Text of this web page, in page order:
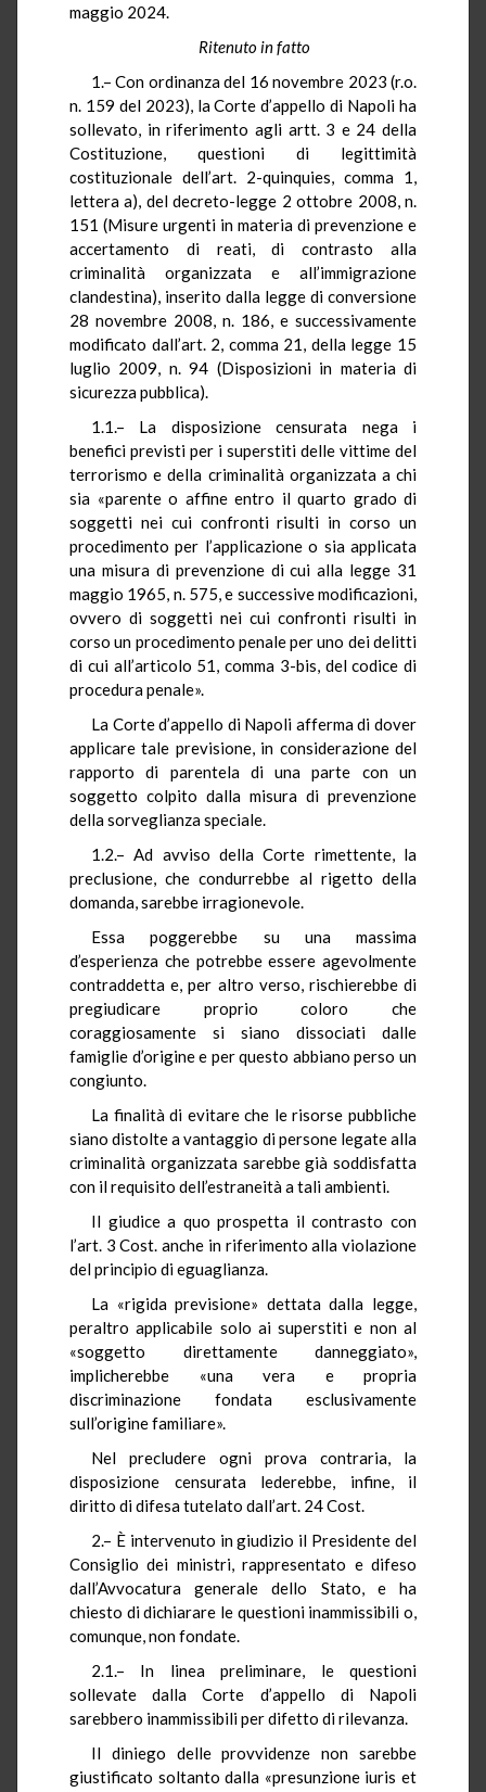
maggio 2024.
Ritenuto in fatto
1.– Con ordinanza del 16 novembre 2023 (r.o.
n. 159 del 2023), la Corte d’appello di Napoli ha
sollevato, in riferimento agli artt. 3 e 24 della
Costituzione, questioni di legittimità
costituzionale dell’art. 2-quinquies, comma 1,
lettera a), del decreto-legge 2 ottobre 2008, n.
151 (Misure urgenti in materia di prevenzione e
accertamento di reati, di contrasto alla
criminalità organizzata e all’immigrazione
clandestina), inserito dalla legge di conversione
28 novembre 2008, n. 186, e successivamente
modificato dall’art. 2, comma 21, della legge 15
luglio 2009, n. 94 (Disposizioni in materia di
sicurezza pubblica).
1.1.– La disposizione censurata nega i
benefici previsti per i superstiti delle vittime del
terrorismo e della criminalità organizzata a chi
sia «parente o affine entro il quarto grado di
soggetti nei cui confronti risulti in corso un
procedimento per l’applicazione o sia applicata
una misura di prevenzione di cui alla legge 31
maggio 1965, n. 575, e successive modificazioni,
ovvero di soggetti nei cui confronti risulti in
corso un procedimento penale per uno dei delitti
di cui all’articolo 51, comma 3-bis, del codice di
procedura penale».
La Corte d’appello di Napoli afferma di dover
applicare tale previsione, in considerazione del
rapporto di parentela di una parte con un
soggetto colpito dalla misura di prevenzione
della sorveglianza speciale.
1.2.– Ad avviso della Corte rimettente, la
preclusione, che condurrebbe al rigetto della
domanda, sarebbe irragionevole.
Essa poggerebbe su una massima
d’esperienza che potrebbe essere agevolmente
contraddetta e, per altro verso, rischierebbe di
pregiudicare proprio coloro che
coraggiosamente si siano dissociati dalle
famiglie d’origine e per questo abbiano perso un
congiunto.
La finalità di evitare che le risorse pubbliche
siano distolte a vantaggio di persone legate alla
criminalità organizzata sarebbe già soddisfatta
con il requisito dell’estraneità a tali ambienti.
Il giudice a quo prospetta il contrasto con
l’art. 3 Cost. anche in riferimento alla violazione
del principio di eguaglianza.
La «rigida previsione» dettata dalla legge,
peraltro applicabile solo ai superstiti e non al
«soggetto direttamente danneggiato»,
implicherebbe «una vera e propria
discriminazione fondata esclusivamente
sull’origine familiare».
Nel precludere ogni prova contraria, la
disposizione censurata lederebbe, infine, il
diritto di difesa tutelato dall’art. 24 Cost.
2.– È intervenuto in giudizio il Presidente del
Consiglio dei ministri, rappresentato e difeso
dall’Avvocatura generale dello Stato, e ha
chiesto di dichiarare le questioni inammissibili o,
comunque, non fondate.
2.1.– In linea preliminare, le questioni
sollevate dalla Corte d’appello di Napoli
sarebbero inammissibili per difetto di rilevanza.
Il diniego delle provvidenze non sarebbe
giustificato soltanto dalla «presunzione iuris et